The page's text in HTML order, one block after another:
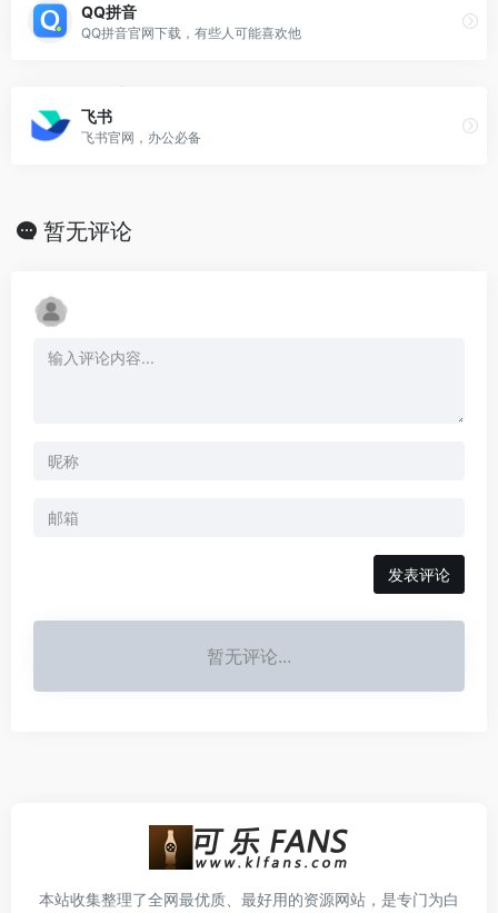
QQ拼音
QQ拼音官网下载，有些人可能喜欢他
飞书
飞书官网，办公必备
暂无评论
发表评论
暂无评论...
本站收集整理了全网最优质、最好用的资源网站，是专门为白